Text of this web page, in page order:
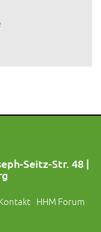
Seitz-Str. 48 |
HHM Forum